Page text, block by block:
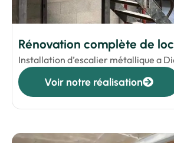
Rénovation complète de
Installation d’escalier métallique a
Voir notre réalisation